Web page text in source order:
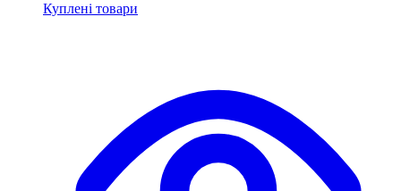
Куплені товари